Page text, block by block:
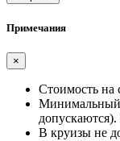
Примечания
×
Стоимость на
допускаются).
В круизы не